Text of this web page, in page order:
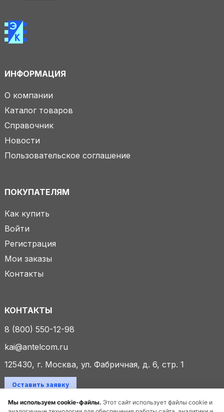
Мы используем cookie-файлы. Этот сайт использует файлы cookie и
ИНФОРМАЦИЯ
О компании
Каталог товаров
Справочник
Новости
Пользовательское соглашение
ПОКУПАТЕЛЯМ
Как купить
Войти
Регистрация
Мои заказы
Контакты
КОНТАКТЫ
8 (800) 550-12-98
kai@antelcom.ru
125430, г. Москва, ул. Фабричная, д. 6, стр. 1
Оставить заявку